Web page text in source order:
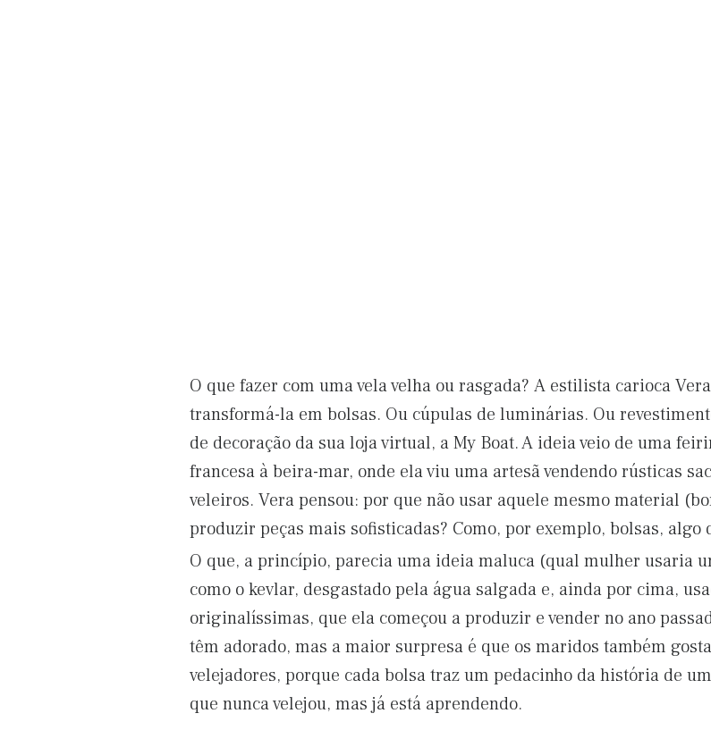
O que fazer com uma vela velha ou rasgada? A estilista carioca
transformá-la em bolsas. Ou cúpulas de luminárias. Ou
de decoração da sua loja virtual, a My Boat. A ideia veio de uma
francesa à beira-mar, onde ela viu uma artesã vendendo rústicas
veleiros. Vera pensou: por que não usar aquele mesmo material
produzir peças mais sofisticadas? Como, por exemplo, bolsas, algo
O que, a princípio, parecia uma ideia maluca (qual mulher usaria
como o kevlar, desgastado pela água salgada e, ainda por cima,
originalíssimas, que ela começou a produzir e vender no ano
têm adorado, mas a maior surpresa é que os maridos também
velejadores, porque cada bolsa traz um pedacinho da história de
que nunca velejou, mas já está aprendendo.